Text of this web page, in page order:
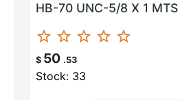
HB-70 UNC-5/8 X 1 MTS
star_border star_border star_border star_border star_border
$ 50 .53
Stock: 33